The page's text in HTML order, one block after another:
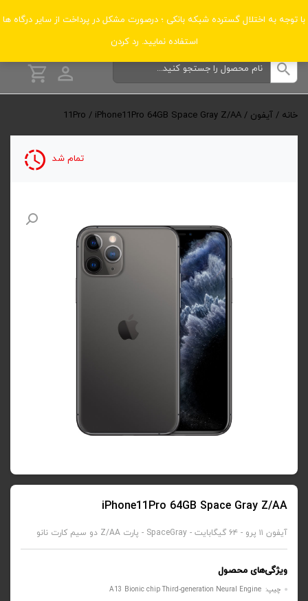
با توجه به اختلال گسترده شبکه بانکی ؛ درصورت مشکل در پرداخت از سایر درگاه ها
استفاده نمایید. رد کردن
دسته‌بندی‌ها
خانه / آیفون /
11Pro / iPhone11Pro 64GB Space Gray Z/AA
تمام شد
iPhone11Pro 64GB Space Gray Z/AA
آیفون ۱۱ پرو - ۶۴ گیگابایت - SpaceGray - پارت Z/AA دو سیم کارت نانو
ویژگی‌های محصول
چیپ: A13 Bionic chip Third‑generation Neural Engine